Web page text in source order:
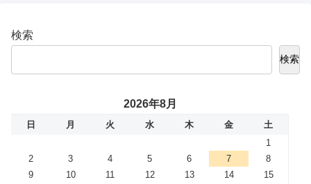
検索
検索
2026年8月
日 月 火 水 木 金
土
1
2
3 4 5 6 7
8
9
10 11 12 13 14
15